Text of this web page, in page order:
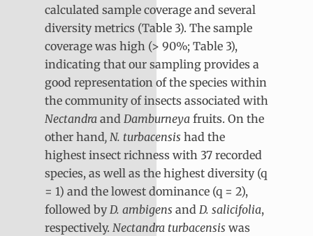
calculated sample coverage and several
diversity metrics (Table 3). The sample
coverage was high (> 90%; Table 3),
indicating that our sampling provides a
good representation of the species within
the community of insects associated with
Nectandra and Damburneya fruits. On the
other hand, N. turbacensis had the
highest insect richness with 37 recorded
species, as well as the highest diversity (q
= 1) and the lowest dominance (q = 2),
followed byD. ambigens and D. salicifolia,
respectively. Nectandra turbacensis was